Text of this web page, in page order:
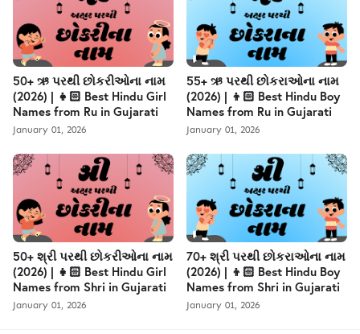
50+ ઋ પરથી છોકરીઓના નામ
(2026) | 👧🏻 Best Hindu Girl
Names from Ru in Gujarati
January 01, 2026
55+ ઋ પરથી છોકરાઓના નામ
(2026) | 👦🏻 Best Hindu Boy
Names from Ru in Gujarati
January 01, 2026
50+ શ્રી પરથી છોકરીઓના નામ
(2026) | 👧🏻 Best Hindu Girl
Names from Shri in Gujarati
January 01, 2026
70+ શ્રી પરથી છોકરાઓના નામ
(2026) | 👦🏻 Best Hindu Boy
Names from Shri in Gujarati
January 01, 2026